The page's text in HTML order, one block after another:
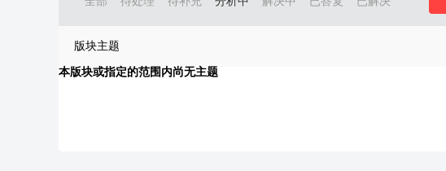
版块主题
本版块或指定的范围内尚无主题